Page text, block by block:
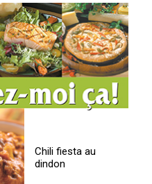
Chili fiesta au
dindon